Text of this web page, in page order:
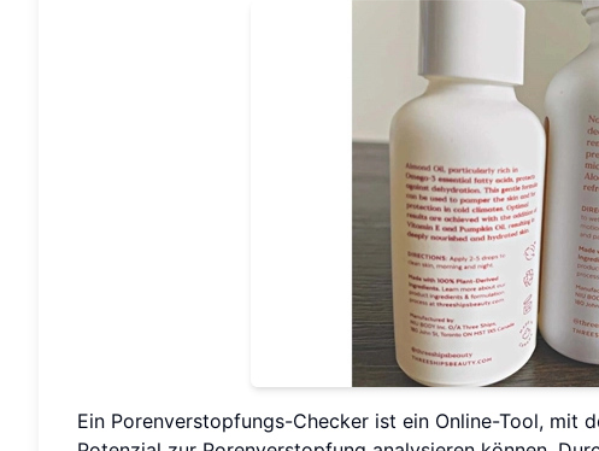
Ein Porenverstopfungs-Checker ist ein Online-Tool,